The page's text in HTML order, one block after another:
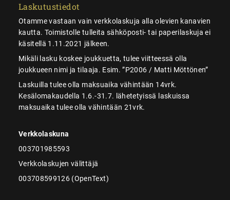
Laskutustiedot
Otamme vastaan vain verkkolaskuja alla olevien kanavien
kautta. Toimistolle tulleita sähköposti- tai paperilaskuja ei
käsitellä 1.11.2021 jälkeen.
Mikäli lasku koskee joukkuetta, tulee viitteessä olla
joukkueen nimi ja tilaaja. Esim. ”P2006 / Matti Möttönen”
Laskuilla tulee olla maksuaika vähintään 14vrk.
Kesälomakaudella 1.6.-31.7. lähetetyissä laskuissa
maksuaika tulee olla vähintään 21vrk.
Verkkolaskuna
003701985593
Verkkolaskujen välittäjä
003708599126 (OpenText)